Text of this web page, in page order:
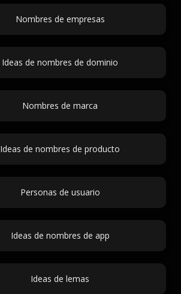
Nombres de empresas
Ideas de nombres de dominio
Nombres de marca
Ideas de nombres de producto
Personas de usuario
Ideas de nombres de app
Ideas de lemas